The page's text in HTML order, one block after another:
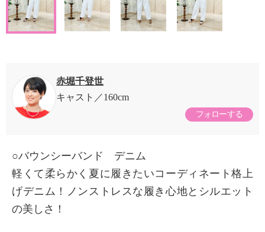
赤堀千登世
キャスト
160cm
フォローする
○バウンシーバンド デニム
軽くて柔らかく夏に履きたいコーディネート格上
げデニム！ノンストレスな履き心地とシルエット
の美しさ！